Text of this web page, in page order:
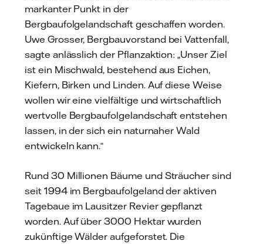
markanter Punkt in der
Bergbaufolgelandschaft geschaffen worden.
Uwe Grosser, Bergbauvorstand bei Vattenfall,
sagte anlässlich der Pflanzaktion: „Unser Ziel
ist ein Mischwald, bestehend aus Eichen,
Kiefern, Birken und Linden. Auf diese Weise
wollen wir eine vielfältige und wirtschaftlich
wertvolle Bergbaufolgelandschaft entstehen
lassen, in der sich ein naturnaher Wald
entwickeln kann.“
Rund 30 Millionen Bäume und Sträucher sind
seit 1994 im Bergbaufolgeland der aktiven
Tagebaue im Lausitzer Revier gepflanzt
worden. Auf über 3000 Hektar wurden
zukünftige Wälder aufgeforstet. Die